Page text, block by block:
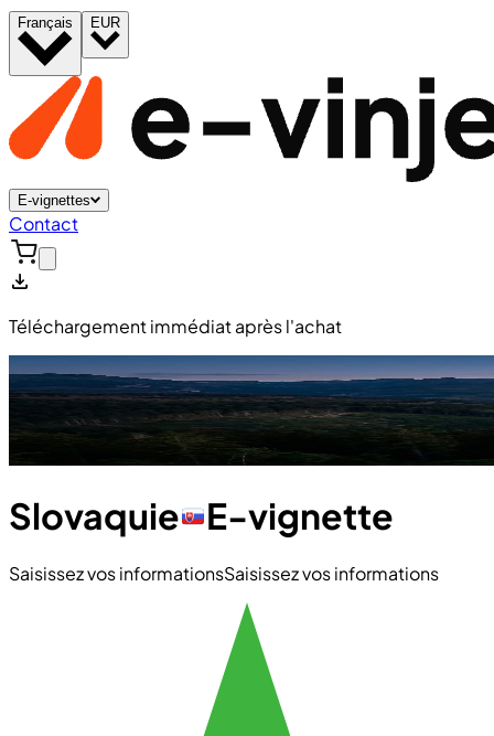
Français EUR
E-vignettes
Contact
Téléchargement immédiat après l'achat
Slovaquie E-vignette
Saisissez vos informationsSaisissez vos informations